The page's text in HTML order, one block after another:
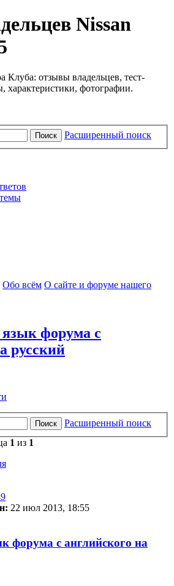
Nissan
отзывы владельцев, тест-
характеристики, фотографии.
Поиск Расширенный поиск
Обо всём О сайте и форуме нашего
форума с
русский
Поиск
Расширенный поиск
1 из 1
22 июл 2013, 18:55
форума с английского на